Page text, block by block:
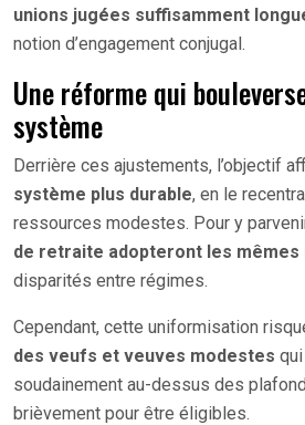
unions jugées suffisamment
notion d’engagement conjugal.
Une réforme qui
système
Derrière ces ajustements, l’objectif
système plus durable, en le
ressources modestes. Pour y
de retraite adopteront les mêmes
disparités entre régimes.
Cependant, cette uniformisation
des veufs et veuves modestes
soudainement au-dessus des
brièvement pour être éligibles.